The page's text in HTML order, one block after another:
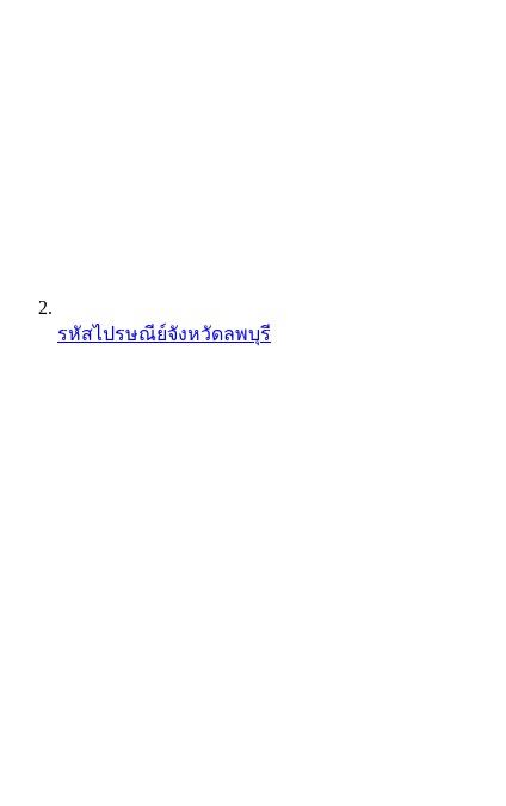
รหัสไปรษณีย์จังหวัดลพบุรี